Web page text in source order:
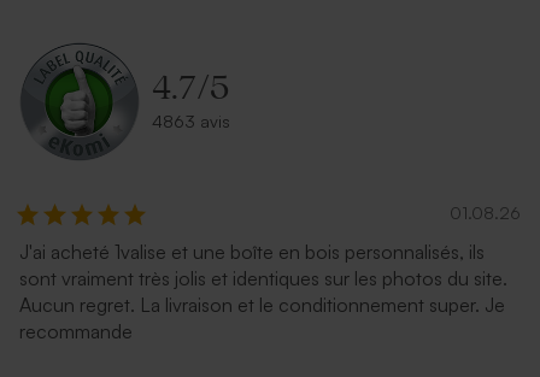
4.7/5
4863 avis
01.08.26
J'ai acheté 1valise et une boîte en bois personnalisés, ils
sont vraiment très jolis et identiques sur les photos du site.
Aucun regret. La livraison et le conditionnement super. Je
recommande